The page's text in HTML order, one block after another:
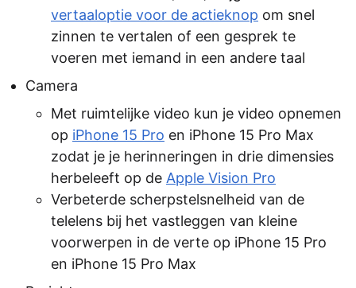
vertaaloptie voor de actieknop om snel
zinnen te vertalen of een gesprek te
voeren met iemand in een andere taal
Camera
Met ruimtelijke video kun je video opnemen
op iPhone 15 Pro en iPhone 15 Pro Max
zodat je je herinneringen in drie dimensies
herbeleeft op de Apple Vision Pro
Verbeterde scherpstelsnelheid van de
telelens bij het vastleggen van kleine
voorwerpen in de verte op iPhone 15 Pro
en iPhone 15 Pro Max